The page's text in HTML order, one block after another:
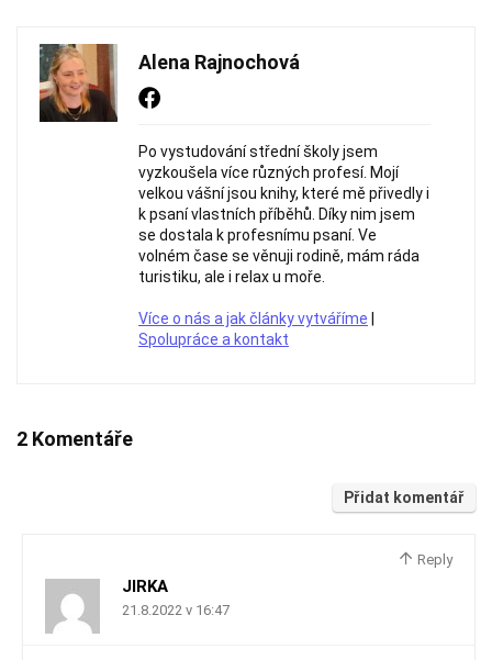
Alena Rajnochová
Po vystudování střední školy jsem
vyzkoušela více různých profesí. Mojí
velkou vášní jsou knihy, které mě přivedly i
k psaní vlastních příběhů. Díky nim jsem
se dostala k profesnímu psaní. Ve
volném čase se věnuji rodině, mám ráda
turistiku, ale i relax u moře.
Více o nás a jak články vytváříme
Spolupráce a kontakt
2 Komentáře
Přidat komentář
Reply
JIRKA
21.8.2022 v 16:47